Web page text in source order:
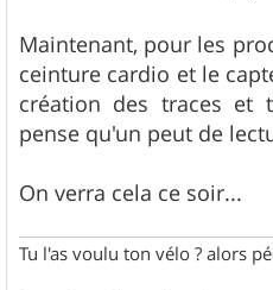
Maintenant, pour les
ceinture cardio et le
création des traces
pense qu'un peut de
On verra cela ce soir...
Tu l'as voulu ton vélo ? alors